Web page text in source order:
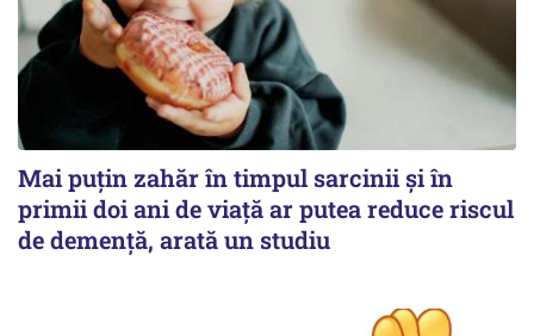
Mai puțin zahăr în timpul sarcinii și în
primii doi ani de viață ar putea reduce riscul
de demență, arată un studiu